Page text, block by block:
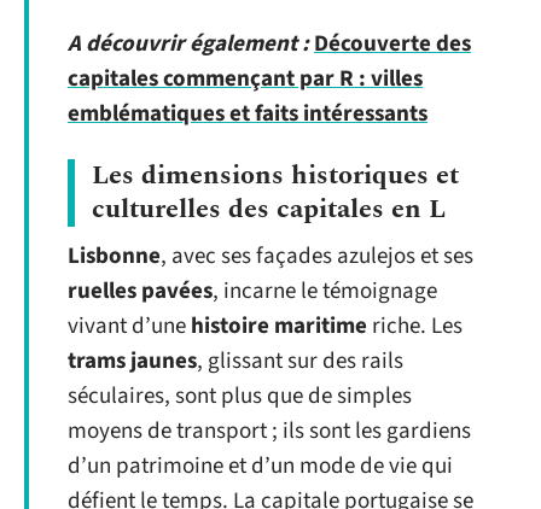
A découvrir également :Découverte des
capitales commençant par R : villes
emblématiques et faits intéressants
Les dimensions historiques et
culturelles des capitales en L
Lisbonne, avec ses façades azulejos et ses
ruelles pavées, incarne le témoignage
vivant d’unehistoire maritime riche. Les
trams jaunes, glissant sur des rails
séculaires, sont plus que de simples
moyens de transport ; ils sont les gardiens
d’un patrimoine et d’un mode de vie qui
défient le temps. La capitale portugaise se